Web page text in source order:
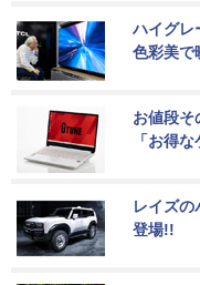
ハイグレ
色彩美で
お値段そ
「お得
レイズ
登場!!